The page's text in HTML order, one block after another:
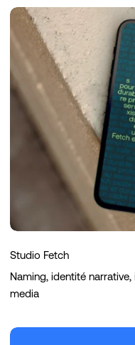
Studio
Fetch
Studio Fetch
Naming, identité
media
Anemos